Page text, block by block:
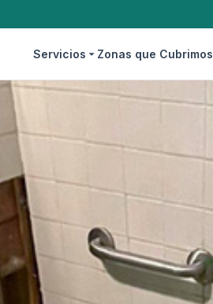
Servicios Zonas que Cubrimos